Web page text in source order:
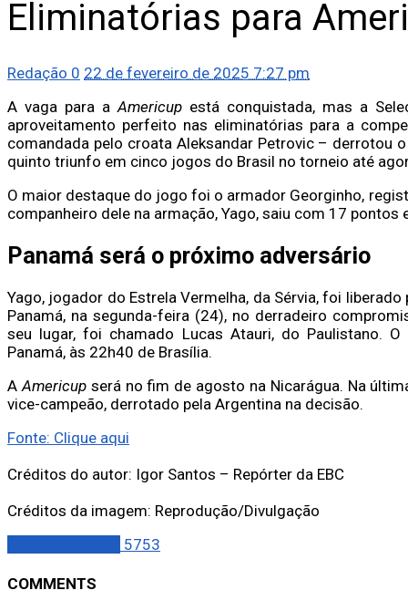
Eliminatórias para
Redação 0 22 de fevereiro de 2025 7:27 pm
A vaga para a Americup está conquistada, mas a
aproveitamento perfeito nas eliminatórias para a
comandada pelo croata Aleksandar Petrovic – derrotou
quinto triunfo em cinco jogos do Brasil no torneio até
O maior destaque do jogo foi o armador Georginho,
companheiro dele na armação, Yago, saiu com 17 pontos
Panamá será o próximo adversário
Yago, jogador do Estrela Vermelha, da Sérvia, foi
Panamá, na segunda-feira (24), no derradeiro
seu lugar, foi chamado Lucas Atauri, do Paulistano.
Panamá, às 22h40 de Brasília.
AAmericupserá no fim de agosto na Nicarágua. Na
vice-campeão, derrotado pela Argentina na decisão.
Fonte: Clique aqui
Créditos do autor: Igor Santos – Repórter da EBC
Créditos da imagem: Reprodução/Divulgação
5753
COMMENTS